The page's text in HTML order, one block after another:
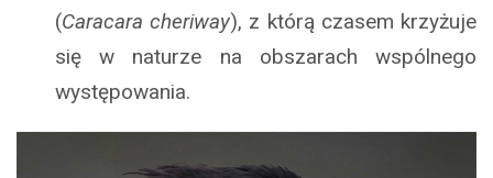
(Caracara cheriway), z którą czasem krzyżuje
się w naturze na obszarach wspólnego
występowania.